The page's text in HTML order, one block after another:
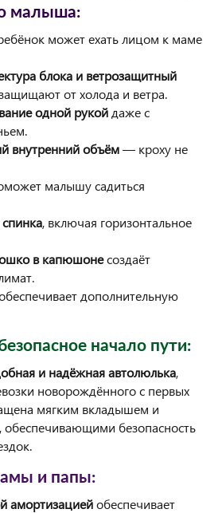
малыша:
может ехать лицом к маме
блока и ветрозащитный
от холода и ветра.
одной рукой даже с
внутренний объём— кроху не
малышу садиться
, включая горизонтальное
в капюшонесоздаёт
дополнительную
начало пути:
и надёжная автолюлька,
новорождённого с первых
мягким вкладышем и
безопасность
и папы:
амортизациейобеспечивает